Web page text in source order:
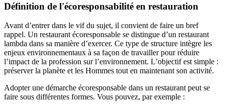
Définition de l'écoresponsabilité en restauration
Avant d’entrer dans le vif du sujet, il convient de faire un bref
rappel. Un restaurant écoresponsable se distingue d’un restaurant
lambda dans sa manière d’exercer. Ce type de structure intègre les
enjeux environnementaux à sa façon de travailler pour réduire
l’impact de la profession sur l’environnement. L’objectif est simple :
préserver la planète et les Hommes tout en maintenant son activité.
Adopter une démarche écoresponsable dans un restaurant peut se
faire sous différentes formes. Vous pouvez, par exemple :